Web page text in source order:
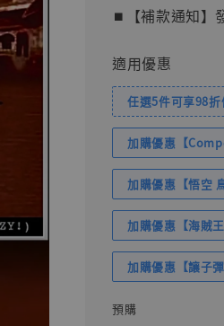
⏹︎【補款通知】
適用優惠
任選5件可享98折
加購優惠【
加購優惠【悟空
加購優惠【海賊
加購優惠【讓子
預購